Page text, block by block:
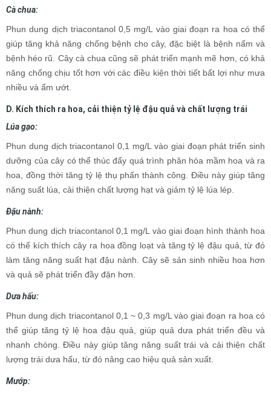
Cà chua:
Phun dung dịch triacontanol 0,5 mg/L vào giai đoạn ra hoa có thể
giúp tăng khả năng chống bệnh cho cây, đặc biệt là bệnh nấm và
bệnh héo rũ. Cây cà chua cũng sẽ phát triển mạnh mẽ hơn, có khả
năng chống chịu tốt hơn với các điều kiện thời tiết bất lợi như mưa
nhiều và ẩm ướt.
D. Kích thích ra hoa, cải thiện tỷ lệ đậu quả và chất lượng trái
Lúa gạo:
Phun dung dịch triacontanol 0,1 mg/L vào giai đoạn phát triển sinh
dưỡng của cây có thể thúc đẩy quá trình phân hóa mầm hoa và ra
hoa, đồng thời tăng tỷ lệ thụ phấn thành công. Điều này giúp tăng
năng suất lúa, cải thiện chất lượng hạt và giảm tỷ lệ lúa lép.
Đậu nành:
Phun dung dịch triacontanol 0,1 mg/L vào giai đoạn hình thành hoa
có thể kích thích cây ra hoa đồng loạt và tăng tỷ lệ đậu quả, từ đó
làm tăng năng suất hạt đậu nành. Cây sẽ sản sinh nhiều hoa hơn
và quả sẽ phát triển đầy đặn hơn.
Dưa hấu:
Phun dung dịch triacontanol 0,1 ~ 0,3 mg/L vào giai đoạn ra hoa có
thể giúp tăng tỷ lệ hoa đậu quả, giúp quả dưa phát triển đều và
nhanh chóng. Điều này giúp tăng năng suất trái và cải thiện chất
lượng trái dưa hấu, từ đó nâng cao hiệu quả sản xuất.
Mướp: